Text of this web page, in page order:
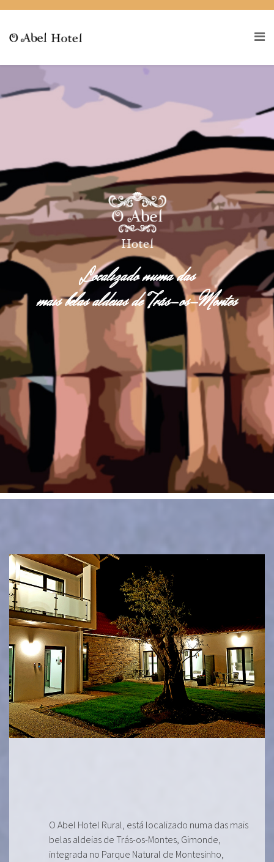
Localizado numa das
mais belas aldeias de Trás-os-Montes
O Abel Hotel Rural, está localizado numa das mais
belas aldeias de Trás-os-Montes, Gimonde,
integrada no Parque Natural de Montesinho,